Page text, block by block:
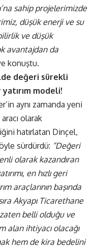
sahip projelerimizde
düşük enerji ve su
ve düşük
avantajdan da
konuştu.
değeri sürekli
modeli!
aynı zamanda yeni
olarak
hatırlatan Dinçel,
sürdürdü: “Değeri
olarak kazandıran
en hızlı geri
araçlarının başında
Akyapı Ticarethane
zaten belli olduğu ve
alan ihtiyacı olacağı
hem de kira bedelini